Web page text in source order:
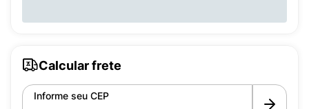
Calcular frete
Informe seu CEP